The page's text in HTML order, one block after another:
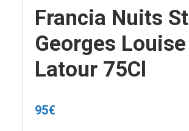
Francia Nuits St
Georges Louise
Latour 75Cl
95€